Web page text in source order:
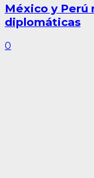
México y Perú
diplomáticas
0